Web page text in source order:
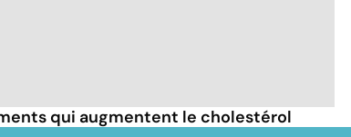
qui augmentent le cholestérol